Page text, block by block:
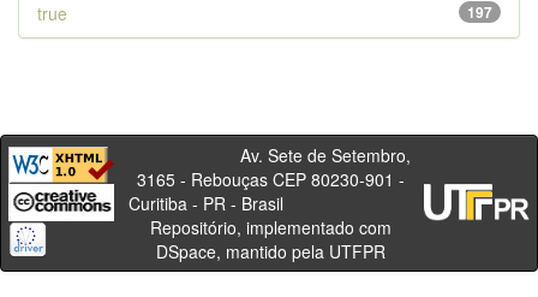
197
true
Av. Sete de Setembro,
3165 - Rebouças CEP 80230-901 -
Curitiba - PR - Brasil
Repositório, implementado com
DSpace, mantido pela UTFPR